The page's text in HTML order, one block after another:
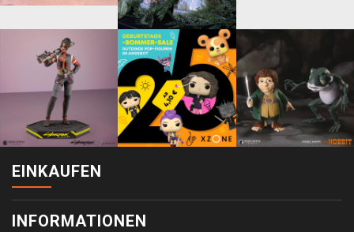
EINKAUFEN
INFORMATIONEN